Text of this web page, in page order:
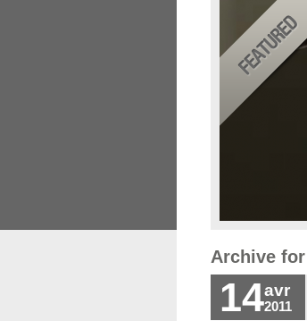
Archive for
14avr
2011